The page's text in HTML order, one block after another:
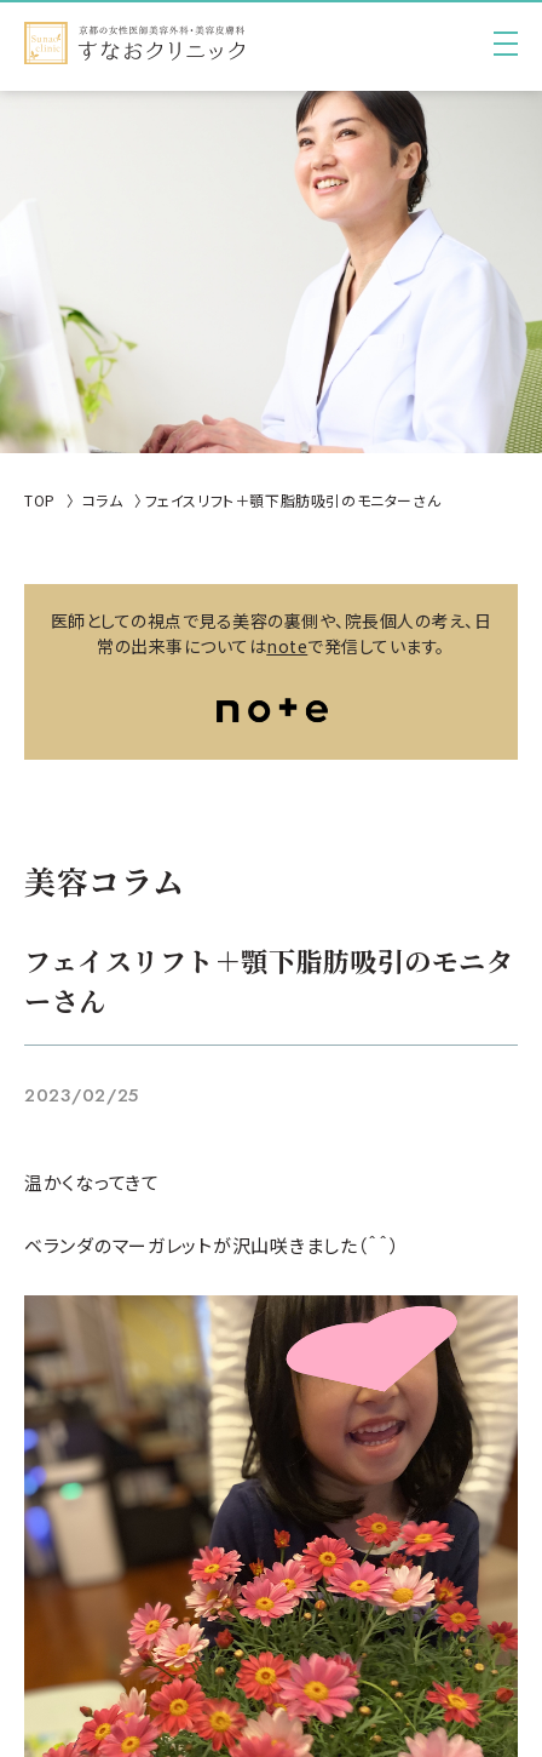
TOP コラム フェイスリフト＋顎下脂肪吸引のモニターさん
医師としての視点で見る美容の裏側や、院長個人の考え、日
常の出来事についてはnoteで発信しています。
美容コラム
フェイスリフト＋顎下脂肪吸引のモニタ
ーさん
2023/02/25
温かくなってきて
ベランダのマーガレットが沢山咲きました（＾＾）